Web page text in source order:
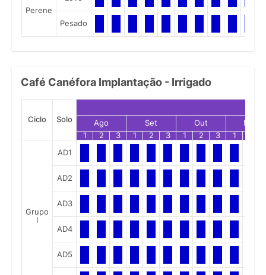
Perene
Pesado
Café Canéfora Implantação - Irrigado
Ciclo Solo Ago Set Out
Nov
1
2 3 1 2 3 1 2 3 1
Grupo
I
AD1
AD2
AD3
AD4
AD5